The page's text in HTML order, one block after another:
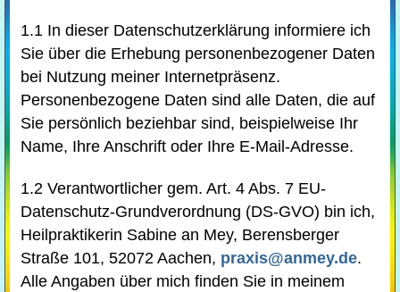
1.1 In dieser Datenschutzerklärung informiere ich
Sie über die Erhebung personenbezogener Daten
bei Nutzung meiner Internetpräsenz.
Personenbezogene Daten sind alle Daten, die auf
Sie persönlich beziehbar sind, beispielweise Ihr
Name, Ihre Anschrift oder Ihre E-Mail-Adresse.
1.2 Verantwortlicher gem. Art. 4 Abs. 7 EU-
Datenschutz-Grundverordnung (DS-GVO) bin ich,
Heilpraktikerin Sabine an Mey, Berensberger
Straße 101, 52072 Aachen, praxis@anmey.de.
Alle Angaben über mich finden Sie in meinem